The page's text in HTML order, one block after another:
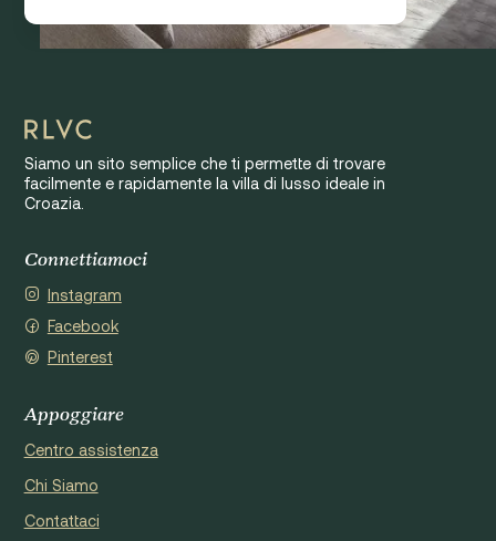
Siamo un sito semplice che ti permette di trovare
facilmente e rapidamente la villa di lusso ideale in
Croazia.
Connettiamoci
Instagram
Facebook
Pinterest
Appoggiare
Centro assistenza
Chi Siamo
Contattaci